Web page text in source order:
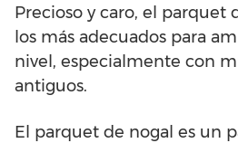
Precioso y caro, el parquet
los más adecuados para
nivel, especialmente con
antiguos.
El parquet de nogal es un